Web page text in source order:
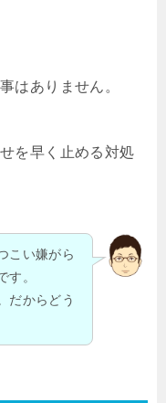
はありません。
を早く止める対処
こい嫌がら
す。
だからどう